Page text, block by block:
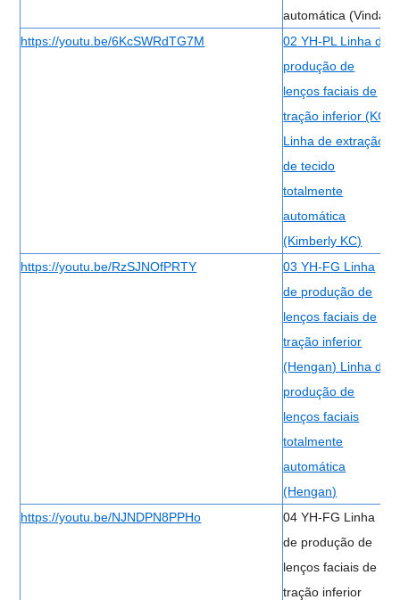
automática (Vinda)
https://youtu.be/6KcSWRdTG7M
02 YH-PL Linha de
produção de
lenços faciais de
tração inferior (KC)
Linha de extração
de tecido
totalmente
automática
(Kimberly KC)
https://youtu.be/RzSJNOfPRTY
03 YH-FG Linha
de produção de
lenços faciais de
tração inferior
(Hengan) Linha de
produção de
lenços faciais
totalmente
automática
(Hengan)
https://youtu.be/NJNDPN8PPHo
04 YH-FG Linha
de produção de
lenços faciais de
tração inferior